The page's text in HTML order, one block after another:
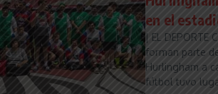
en el
| EL DEPORTE
forman parte
Hurlingham a
fútbol tuvo